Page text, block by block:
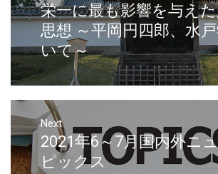
栄一に最も影響を与え
思想 ～平岡円四郎、水
いて～
Next
2021年6～7月国内外ニ
ピックス